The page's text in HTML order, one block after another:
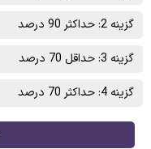
گزینه 2: حداکثر 90 درصد
گزینه 3: حداقل 70 درصد
گزینه 4: حداکثر 70 درصد